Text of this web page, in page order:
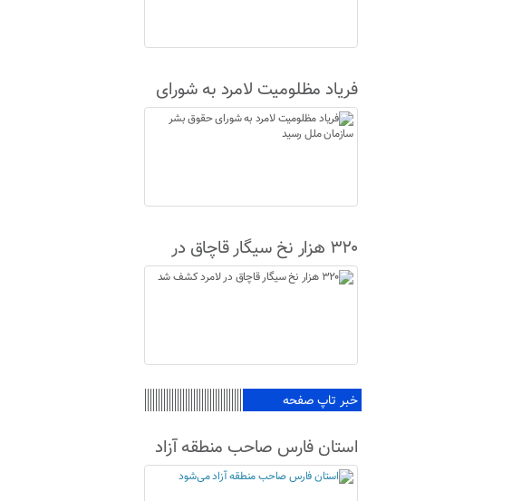
فریاد مظلومیت لامرد به شورای
حقوق بشر سازمان ملل رسید
۳۲۰ هزار نخ سیگار قاچاق در
لامرد کشف شد
خبر تاپ صفحه
استان فارس صاحب منطقه آزاد
می‌شود